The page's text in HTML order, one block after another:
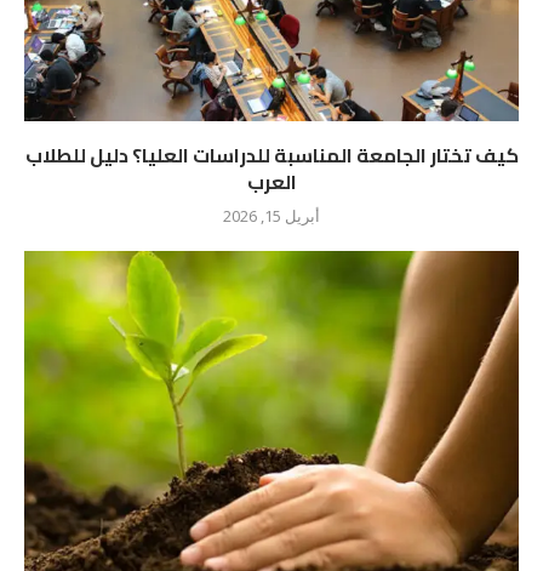
كيف تختار الجامعة المناسبة للدراسات العليا؟ دليل للطلاب
العرب
أبريل 15, 2026